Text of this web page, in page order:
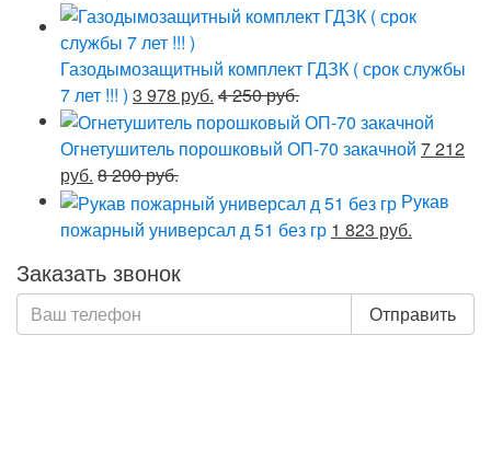
Газодымозащитный комплект ГДЗК ( срок службы
7 лет !!! ) 3 978 руб. 4 250 руб.
Огнетушитель порошковый ОП-70 закачной 7 212
руб. 8 200 руб.
Рукав
пожарный универсал д 51 без гр 1 823 руб.
Заказать звонок
Отправить